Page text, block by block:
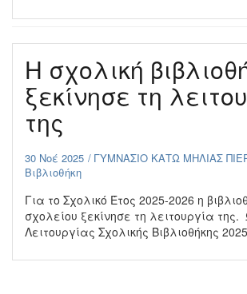
Η σχολική
ξεκίνησε τη
της
30 Νοέ 2025
ΓΥΜΝΑΣΙΟ ΚΑΤΩ ΜΗΛΙΑΣ
Βιβλιοθήκη
Για το Σχολικό Έτος 2025-2026 η
σχολείου ξεκίνησε τη λειτουργία
Λειτουργίας Σχολικής Βιβλιοθήκης